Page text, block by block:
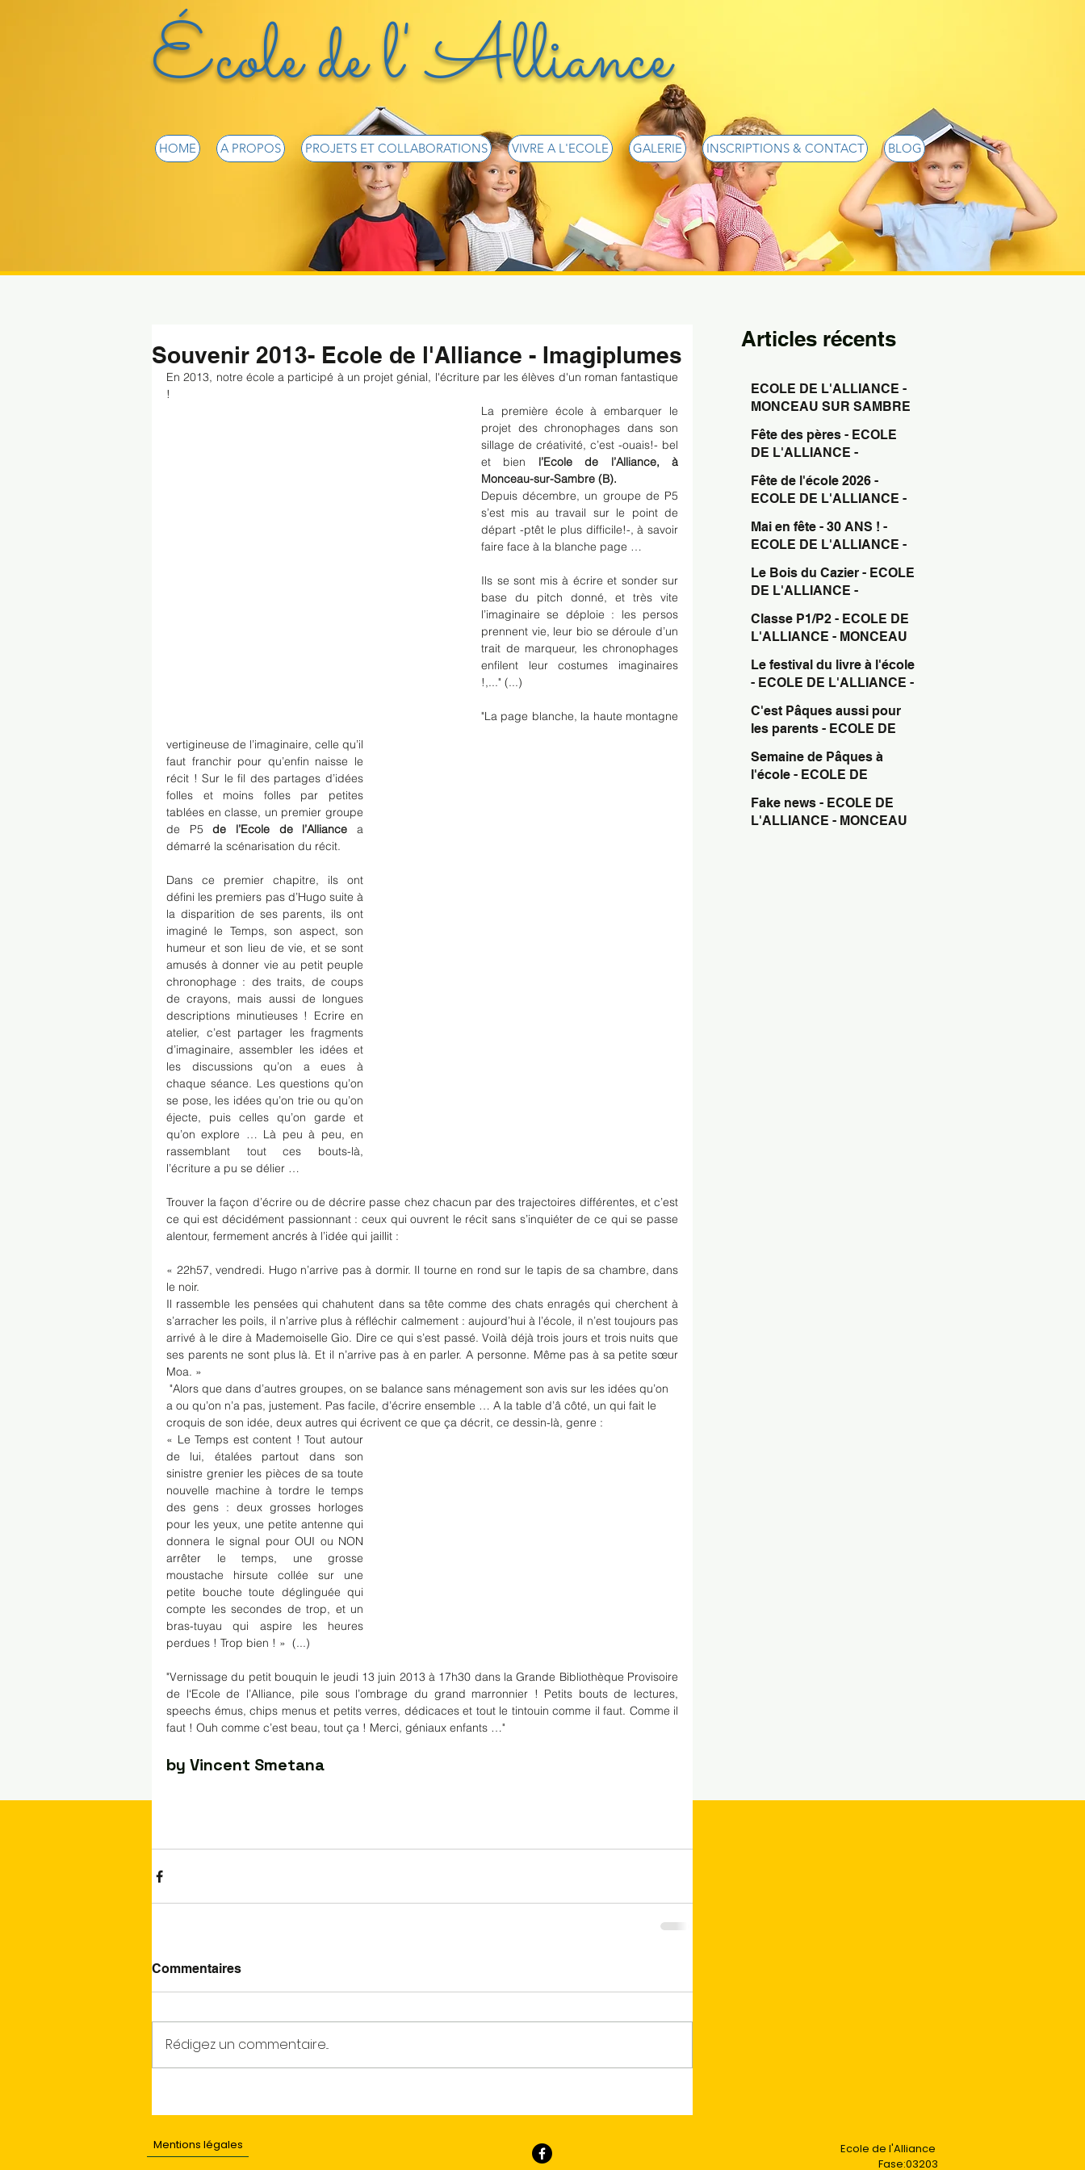
École de l' Alliance
HOME A PROPOS PROJETS ET COLLABORATIONS VIVRE A L'ECOLE GALERIE INSCRIPTIONS & CONTACT BLOG
Articles récents
ECOLE DE L'ALLIANCE -
MONCEAU SUR SAMBRE
Fête des pères - ECOLE
DE L'ALLIANCE -
Fête de l'école 2026 -
ECOLE DE L'ALLIANCE -
Mai en fête - 30 ANS ! -
ECOLE DE L'ALLIANCE -
Le Bois du Cazier - ECOLE
DE L'ALLIANCE -
Classe P1/P2 - ECOLE DE
L'ALLIANCE - MONCEAU
Le festival du livre à l'école
- ECOLE DE L'ALLIANCE -
C'est Pâques aussi pour
les parents - ECOLE DE
SUR SAMBRE
Semaine de Pâques à
l'école - ECOLE DE
SUR SAMBRE
Fake news - ECOLE DE
L'ALLIANCE - MONCEAU
Souvenir 2013- Ecole de l'Alliance - Imagiplumes
En 2013, notre école a participé à un projet génial, l'écriture par les élèves d'un roman fantastique
!
La première école à embarquer le
projet des chronophages dans son
sillage de créativité, c’est -ouais!- bel
et bien l’Ecole de l’Alliance, à
Monceau-sur-Sambre (B).
Depuis décembre, un groupe de P5
s’est mis au travail sur le point de
départ -ptêt le plus difficile!-, à savoir
faire face à la blanche page …
Ils se sont mis à écrire et sonder sur
base du pitch donné, et très vite
l’imaginaire se déploie : les persos
prennent vie, leur bio se déroule d’un
trait de marqueur, les chronophages
enfilent leur costumes imaginaires
!,..." (...)
"La page blanche, la haute montagne
vertigineuse de l’imaginaire, celle qu’il
faut franchir pour qu’enfin naisse le
récit ! Sur le fil des partages d’idées
folles et moins folles par petites
tablées en classe, un premier groupe
de P5 de l’Ecole de l’Alliance a
démarré la scénarisation du récit.
Dans ce premier chapitre, ils ont
défini les premiers pas d’Hugo suite à
la disparition de ses parents, ils ont
imaginé le Temps, son aspect, son
humeur et son lieu de vie, et se sont
amusés à donner vie au petit peuple
chronophage : des traits, de coups
de crayons, mais aussi de longues
descriptions minutieuses ! Ecrire en
atelier, c’est partager les fragments
d’imaginaire, assembler les idées et
les discussions qu’on a eues à
chaque séance. Les questions qu’on
se pose, les idées qu’on trie ou qu’on
éjecte, puis celles qu’on garde et
qu’on explore … Là peu à peu, en
rassemblant tout ces bouts-là,
l’écriture a pu se délier …
Trouver la façon d’écrire ou de décrire passe chez chacun par des trajectoires différentes, et c’est
ce qui est décidément passionnant : ceux qui ouvrent le récit sans s’inquiéter de ce qui se passe
alentour, fermement ancrés à l’idée qui jaillit :
« 22h57, vendredi. Hugo n’arrive pas à dormir. Il tourne en rond sur le tapis de sa chambre, dans
le noir.
Il rassemble les pensées qui chahutent dans sa tête comme des chats enragés qui cherchent à
s’arracher les poils, il n’arrive plus à réfléchir calmement : aujourd’hui à l’école, il n’est toujours pas
arrivé à le dire à Mademoiselle Gio. Dire ce qui s’est passé. Voilà déjà trois jours et trois nuits que
ses parents ne sont plus là. Et il n’arrive pas à en parler. A personne. Même pas à sa petite sœur
Moa. »
a ou qu’on n’a pas, justement. Pas facile, d’écrire ensemble … A la table d’â côté, un qui fait le
croquis de son idée, deux autres qui écrivent ce que ça décrit, ce dessin-là, genre :
« Le Temps est content ! Tout autour
de lui, étalées partout dans son
sinistre grenier les pièces de sa toute
nouvelle machine à tordre le temps
des gens : deux grosses horloges
pour les yeux, une petite antenne qui
donnera le signal pour OUI ou NON
arrêter le temps, une grosse
moustache hirsute collée sur une
petite bouche toute déglinguée qui
compte les secondes de trop, et un
bras-tuyau qui aspire les heures
perdues ! Trop bien ! »  (...)
"Vernissage du petit bouquin le jeudi 13 juin 2013 à 17h30 dans la Grande Bibliothèque Provisoire
de l‘Ecole de l’Alliance, pile sous l’ombrage du grand marronnier ! Petits bouts de lectures,
speechs émus, chips menus et petits verres, dédicaces et tout le tintouin comme il faut. Comme il
faut ! Ouh comme c’est beau, tout ça ! Merci, géniaux enfants …"
by Vincent Smetana
Commentaires
Rédigez un commentaire...
Mentions légales
Ecole de l'Alliance
Fase:03203